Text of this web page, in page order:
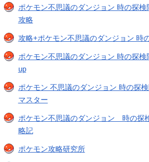
ポケモン不思議のダンジョン 時の探
攻略
攻略+ポケモン不思議のダンジョン 時
ポケモン不思議のダンジョン 時の探
up
ポケモン 不思議のダンジョン 時の探
マスター
ポケモン不思議のダンジョン 時の探
略記
ポケモン攻略研究所